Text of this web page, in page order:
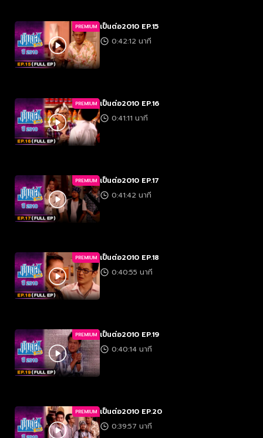
PREMIUM เป็นต่อ2010 EP.15
0:42:12 นาที
PREMIUM เป็นต่อ2010 EP.16
0:41:11 นาที
PREMIUM เป็นต่อ2010 EP.17
0:41:42 นาที
PREMIUM เป็นต่อ2010 EP.18
0:40:55 นาที
PREMIUM เป็นต่อ2010 EP.19
0:40:14 นาที
PREMIUM เป็นต่อ2010 EP.20
0:39:57 นาที